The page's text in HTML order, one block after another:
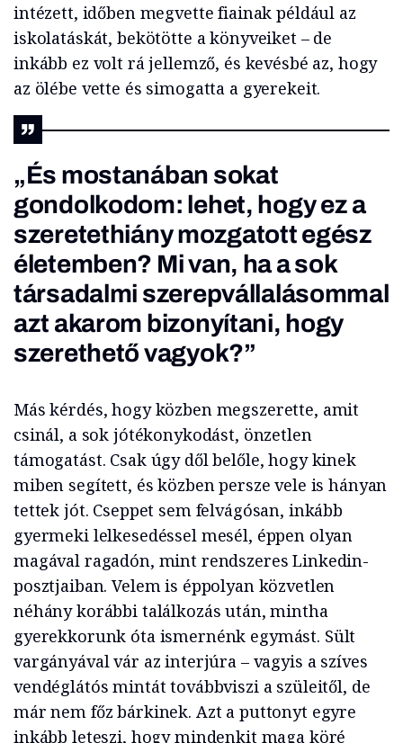
intézett, időben megvette fiainak például az
iskolatáskát, bekötötte a könyveiket – de
inkább ez volt rá jellemző, és kevésbé az, hogy
az ölébe vette és simogatta a gyerekeit.
„És mostanában sokat
gondolkodom: lehet, hogy ez a
szeretethiány mozgatott egész
életemben? Mi van, ha a sok
társadalmi szerepvállalásommal
azt akarom bizonyítani, hogy
szerethető vagyok?”
Más kérdés, hogy közben megszerette, amit
csinál, a sok jótékonykodást, önzetlen
támogatást. Csak úgy dől belőle, hogy kinek
miben segített, és közben persze vele is hányan
tettek jót. Cseppet sem felvágósan, inkább
gyermeki lelkesedéssel mesél, éppen olyan
magával ragadón, mint rendszeres Linkedin-
posztjaiban. Velem is éppolyan közvetlen
néhány korábbi találkozás után, mintha
gyerekkorunk óta ismernénk egymást. Sült
vargányával vár az interjúra – vagyis a szíves
vendéglátós mintát továbbviszi a szüleitől, de
már nem főz bárkinek. Azt a puttonyt egyre
inkább leteszi, hogy mindenkit maga köré